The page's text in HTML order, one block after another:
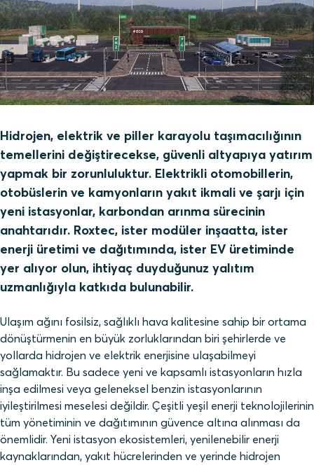
Hidrojen, elektrik ve piller karayolu taşımacılığının
temellerini değiştirecekse, güvenli altyapıya yatırım
yapmak bir zorunluluktur. Elektrikli otomobillerin,
otobüslerin ve kamyonların yakıt ikmali ve şarjı için
yeni istasyonlar, karbondan arınma sürecinin
anahtarıdır. Roxtec, ister modüler inşaatta, ister
enerji üretimi ve dağıtımında, ister EV üretiminde
yer alıyor olun, ihtiyaç duyduğunuz yalıtım
uzmanlığıyla katkıda bulunabilir.
Ulaşım ağını fosilsiz, sağlıklı hava kalitesine sahip bir ortama
dönüştürmenin en büyük zorluklarından biri şehirlerde ve
yollarda hidrojen ve elektrik enerjisine ulaşabilmeyi
sağlamaktır. Bu sadece yeni ve kapsamlı istasyonların hızla
inşa edilmesi veya geleneksel benzin istasyonlarının
iyileştirilmesi meselesi değildir. Çeşitli yeşil enerji teknolojilerinin
tüm yönetiminin ve dağıtımının güvence altına alınması da
önemlidir. Yeni istasyon ekosistemleri, yenilenebilir enerji
kaynaklarından, yakıt hücrelerinden ve yerinde hidrojen